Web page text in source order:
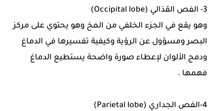
3- الفص القذالي (
Occipital lobe
)
وهو يقع في الجزء الخلفي من المخ وهو يحتوي على مركز
البصر ومسؤول عن الرؤية وكيفية تفسيرها في الدماغ
ودمج الألوان لإعطاء صورة واضحة يستطيع الدماغ
فهمها .
4- الفص الجداري (
Parietal lobe
)